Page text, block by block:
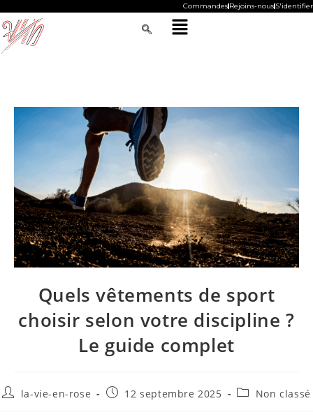
Commandes Rejoins-nous S'identifier
Quels vêtements de sport
choisir selon votre discipline ?
Le guide complet
la-vie-en-rose 12 septembre 2025 Non classé